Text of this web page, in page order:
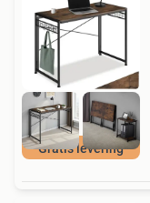
Gratis levering